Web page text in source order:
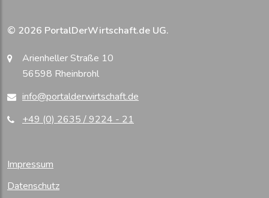
© 2026 PortalDerWirtschaft.de UG.
Arienheller Straße 10
56598 Rheinbrohl
info@portalderwirtschaft.de
+49 (0) 2635 / 9224 - 21
Impressum
Datenschutz